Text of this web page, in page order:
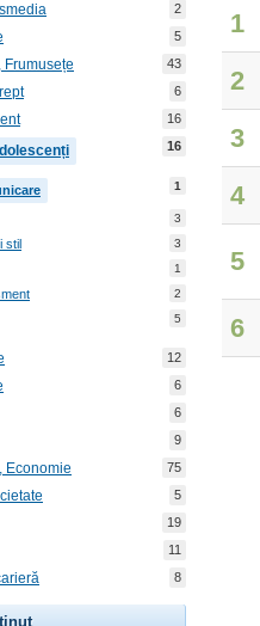
2
5
Frumusețe 43
6
16
16
1
3
stil 3
1
2
5
12
6
6
9
Economie 75
5
19
11
8
1
2
3
4
5
6